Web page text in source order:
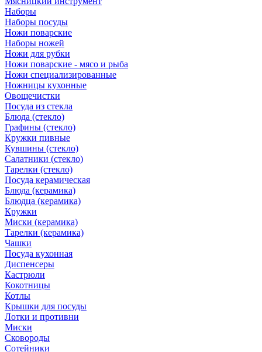
Наборы
Наборы посуды
Ножи поварские
Наборы ножей
Ножи для рубки
Ножи поварские - мясо и рыба
Ножи специализированные
Ножницы кухонные
Овощечистки
Посуда из стекла
Блюда (стекло)
Графины (стекло)
Кружки пивные
Кувшины (стекло)
Салатники (стекло)
Тарелки (стекло)
Посуда керамическая
Блюда (керамика)
Блюдца (керамика)
Кружки
Миски (керамика)
Тарелки (керамика)
Чашки
Посуда кухонная
Диспенсеры
Кастрюли
Кокотницы
Котлы
Крышки для посуды
Лотки и противни
Миски
Сковороды
Сотейники